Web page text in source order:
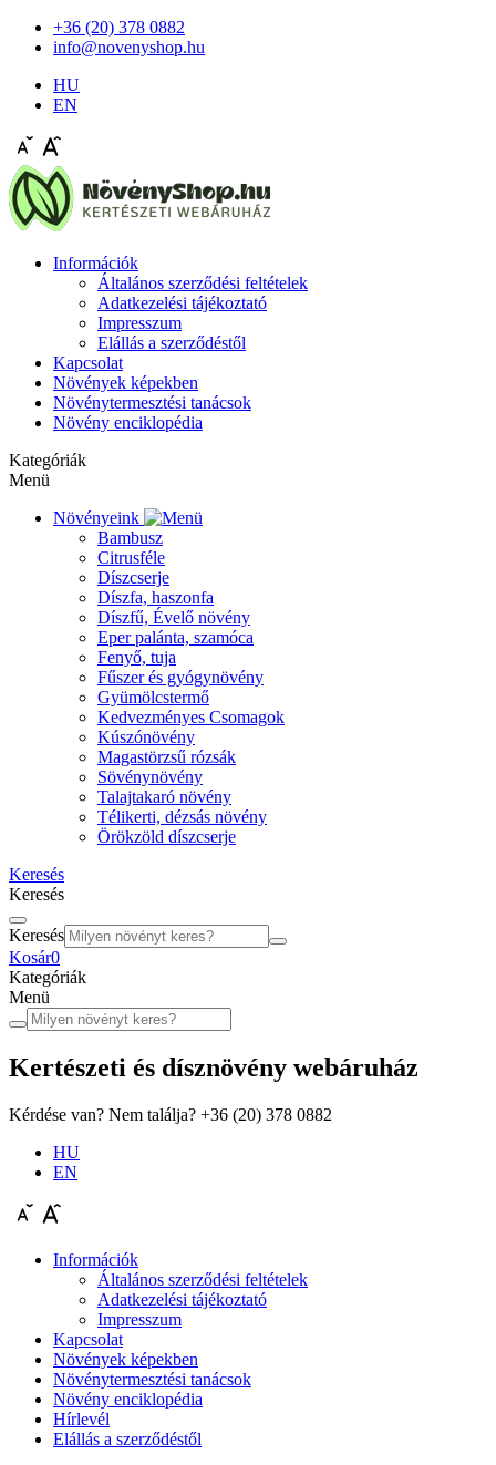
+36 (20) 378 0882
info@novenyshop.hu
HU
EN
Információk
Általános szerződési feltételek
Adatkezelési tájékoztató
Impresszum
Elállás a szerződéstől
Kapcsolat
Növények képekben
Növénytermesztési tanácsok
Növény enciklopédia
Kategóriák
Menü
Növényeink
Bambusz
Citrusféle
Díszcserje
Díszfa, haszonfa
Díszfű, Évelő növény
Eper palánta, szamóca
Fenyő, tuja
Fűszer és gyógynövény
Gyümölcstermő
Kedvezményes Csomagok
Kúszónövény
Magastörzsű rózsák
Sövénynövény
Talajtakaró növény
Télikerti, dézsás növény
Örökzöld díszcserje
Keresés
Keresés
Keresés
Kosár0
Kategóriák
Menü
Kertészeti és dísznövény webáruház
Kérdése van? Nem találja? +36 (20) 378 0882
HU
EN
Információk
Általános szerződési feltételek
Adatkezelési tájékoztató
Impresszum
Kapcsolat
Növények képekben
Növénytermesztési tanácsok
Növény enciklopédia
Hírlevél
Elállás a szerződéstől